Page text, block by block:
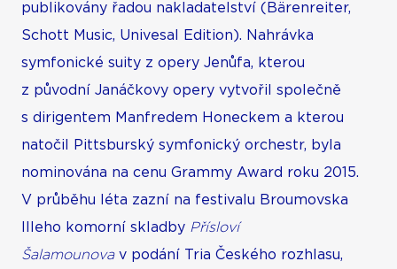
publikovány řadou nakladatelství (Bärenreiter,
Schott Music, Univesal Edition). Nahrávka
symfonické suity z opery Jenůfa, kterou
z původní Janáčkovy opery vytvořil společně
s dirigentem Manfredem Honeckem a kterou
natočil Pittsburský symfonický orchestr, byla
nominována na cenu Grammy Award roku 2015.
V průběhu léta zazní na festivalu Broumovska
Illeho komorní skladby Přísloví
Šalamounovav podání Tria Českého rozhlasu,